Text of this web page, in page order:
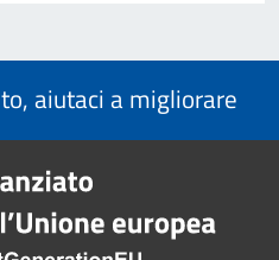
aiutaci a migliorare